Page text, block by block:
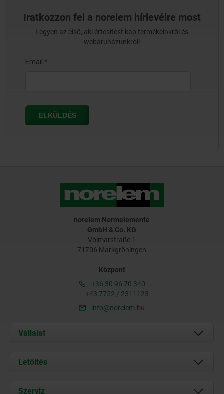
Iratkozzon fel a norelem hírlevélre most
Legyen az első, aki értesítést kap termékeinkről és
webáruházunkról!
norelem Normelemente
GmbH & Co. KG
Volmarstraße 1
71706 Markgröningen
Központ
+36 30 96 70 340
+43 7752 / 2311123
info@norelem.hu
Vállalat
Rólunk
Kapcsolat
Letöltés
Documents
Szerviz